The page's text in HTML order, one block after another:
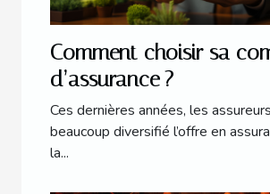
Comment choisir sa
d’assurance ?
Ces dernières années, les
beaucoup diversifié l’offre en
la...